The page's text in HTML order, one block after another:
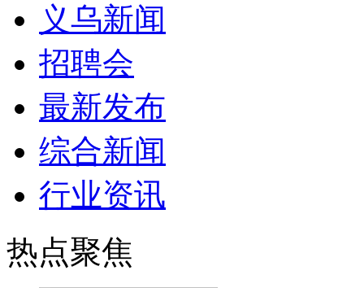
义乌新闻
招聘会
最新发布
综合新闻
行业资讯
热点聚焦